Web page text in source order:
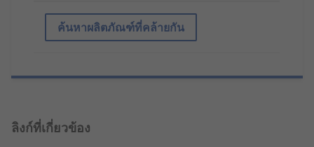
ค้นหาผลิตภัณฑ์ที่คล้ายกัน
ลิงก์ที่เกี่ยวข้อง